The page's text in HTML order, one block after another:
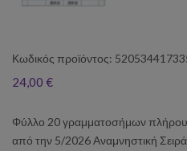
Κωδικός προϊόντος:
24,00 €
Φύλλο 20 γραμματοσήμων
από την 5/2026 Αναμνηστική